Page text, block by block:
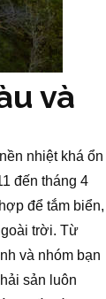
và
nhiệt khá ổn
đến tháng 4
để tắm biển,
trời. Từ
và nhóm bạn
sản luôn